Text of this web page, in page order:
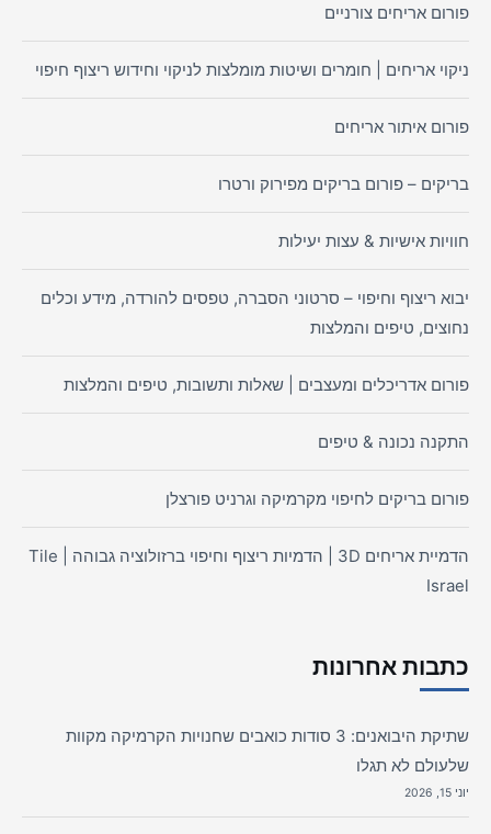
פורום אריחים צורניים
ניקוי אריחים | חומרים ושיטות מומלצות לניקוי וחידוש ריצוף חיפוי
פורום איתור אריחים
בריקים – פורום בריקים מפירוק ורטרו
חוויות אישיות & עצות יעילות
יבוא ריצוף וחיפוי – סרטוני הסברה, טפסים להורדה, מידע וכלים
נחוצים, טיפים והמלצות
פורום אדריכלים ומעצבים | שאלות ותשובות, טיפים והמלצות
התקנה נכונה & טיפים
פורום בריקים לחיפוי מקרמיקה וגרניט פורצלן
הדמיית אריחים 3D | הדמיות ריצוף וחיפוי ברזולוציה גבוהה | Tile
Israel
כתבות אחרונות
שתיקת היבואנים: 3 סודות כואבים שחנויות הקרמיקה מקוות
שלעולם לא תגלו
יוני 15, 2026